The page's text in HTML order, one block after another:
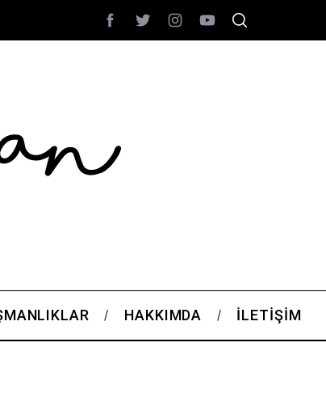
HAKKIMDA İLETIŞIM